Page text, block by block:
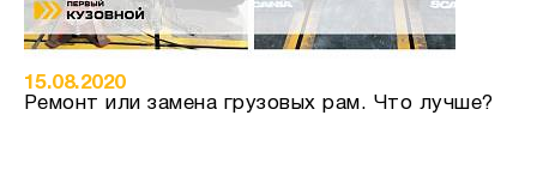
15.08.2020
Ремонт или замена грузовых рам. Что лучше?